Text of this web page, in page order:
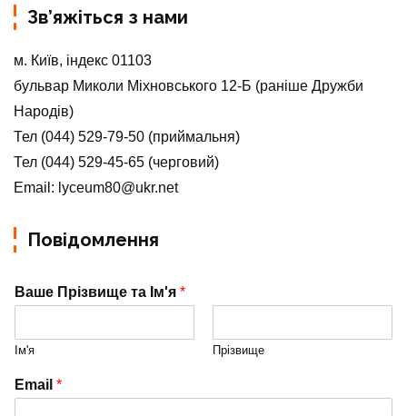
Зв’яжіться з нами
м. Київ, індекс 01103
бульвар Миколи Міхновського 12-Б (раніше Дружби
Народів)
Тел (044) 529-79-50 (приймальня)
Тел (044) 529-45-65 (черговий)
Email: lyceum80@ukr.net
Повідомлення
Ваше Прізвище та Ім'я *
Ім'я Прізвище
Email *